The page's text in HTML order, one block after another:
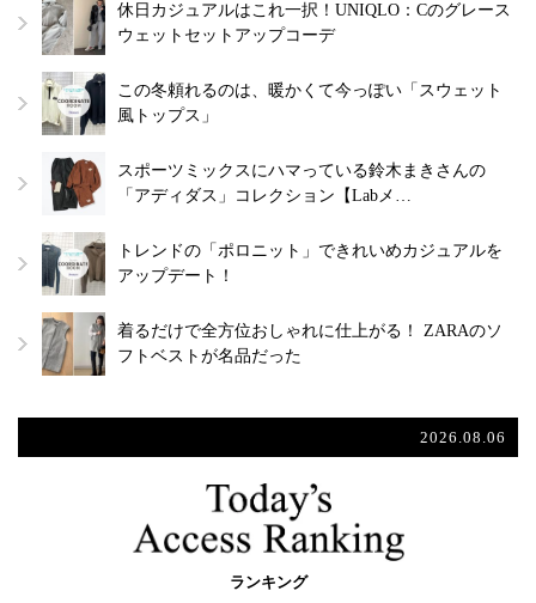
休日カジュアルはこれ一択！UNIQLO：Cのグレース
ウェットセットアップコーデ
この冬頼れるのは、暖かくて今っぽい「スウェット
風トップス」
スポーツミックスにハマっている鈴木まきさんの
「アディダス」コレクション【Labメ…
トレンドの「ポロニット」できれいめカジュアルを
アップデート！
着るだけで全方位おしゃれに仕上がる！ ZARAのソ
フトベストが名品だった
2026.08.06
ランキング